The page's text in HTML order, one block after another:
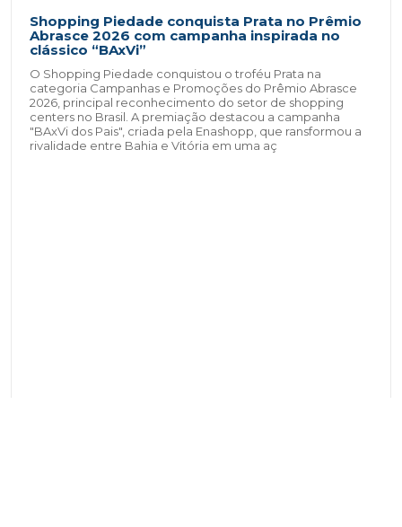
Shopping Piedade conquista Prata no Prêmio
Abrasce 2026 com campanha inspirada no
clássico “BAxVi”
O Shopping Piedade conquistou o troféu Prata na
categoria Campanhas e Promoções do Prêmio Abrasce
2026, principal reconhecimento do setor de shopping
centers no Brasil. A premiação destacou a campanha
"BAxVi dos Pais", criada pela Enashopp, que ransformou a
rivalidade entre Bahia e Vitória em uma aç